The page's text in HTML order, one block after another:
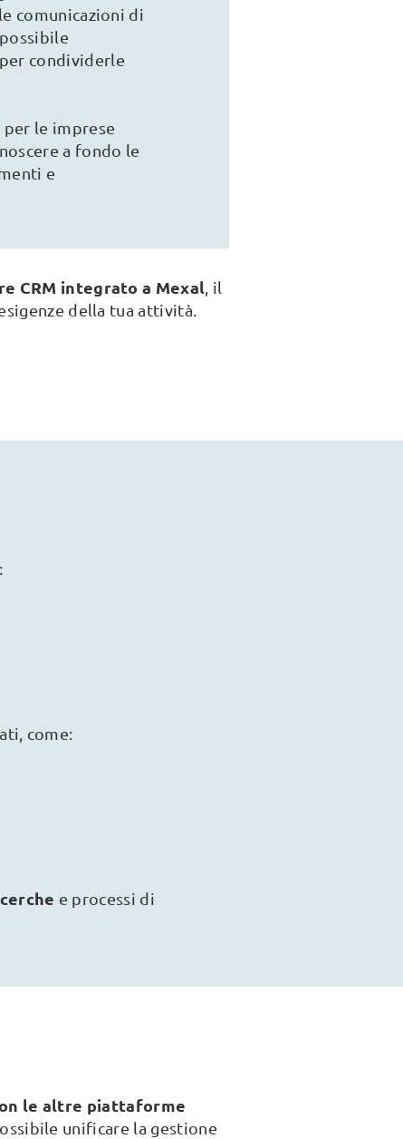
comunicazioni di
possibile
per condividerle
per le imprese
a fondo le
e
CRM integrato a Mexal , il
della tua attività.
come:
e processi di
le altre piattaforme
unificare la gestione